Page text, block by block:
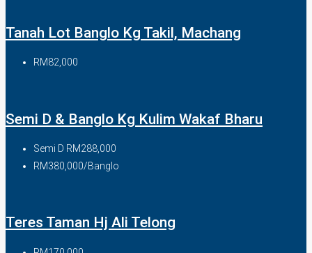
Tanah Lot Banglo Kg Takil, Machang
RM82,000
Semi D & Banglo Kg Kulim Wakaf Bharu
Semi D RM288,000
RM380,000/Banglo
Teres Taman Hj Ali Telong